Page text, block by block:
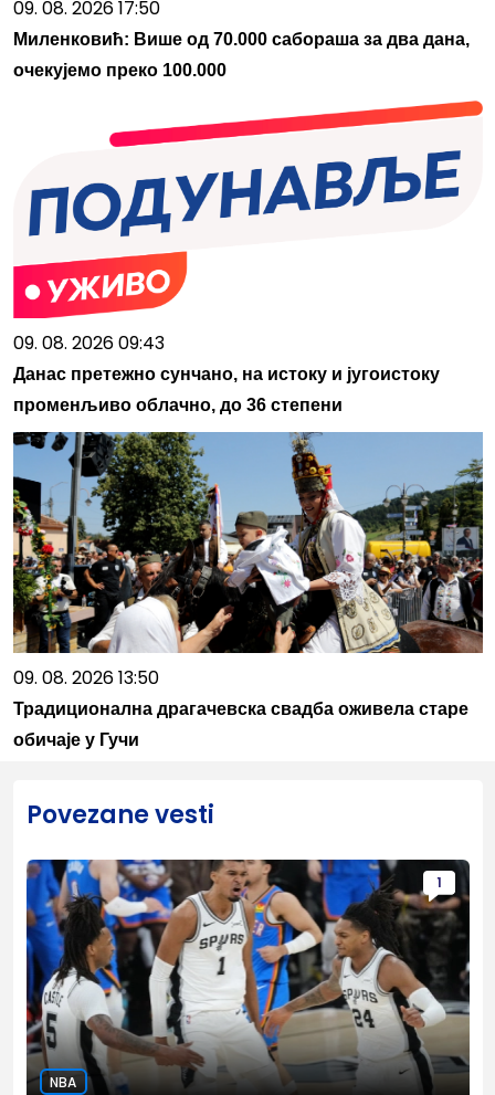
09. 08. 2026 17:50
Миленковић: Више од 70.000 сабораша за два дана,
очекујемо преко 100.000
09. 08. 2026 09:43
Данас претежно сунчано, на истоку и југоистоку
променљиво облачно, до 36 степени
09. 08. 2026 13:50
Традиционална драгачевска свадба оживела старе
обичаје у Гучи
Povezane vesti
1
NBA